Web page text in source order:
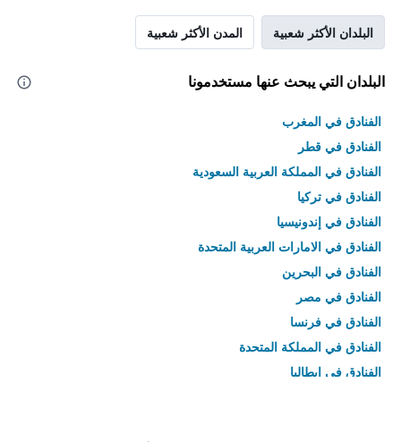
البلدان الأكثر شعبية المدن الأكثر شعبية
البلدان التي يبحث عنها مستخدمونا
الفنادق في المغرب
الفنادق في قطر
الفنادق في المملكة العربية السعودية
الفنادق في تركيا
الفنادق في إندونيسيا
الفنادق في الامارات العربية المتحدة
الفنادق في البحرين
الفنادق في مصر
الفنادق في فرنسا
الفنادق في المملكة المتحدة
الفنادق في إيطاليا